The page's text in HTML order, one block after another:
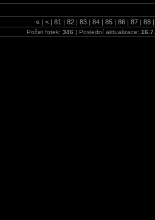
« | < | 81 | 82 | 83 | 84 | 85 | 86 | 87 | 88 |
Počet fotek: 346 | Poslední aktualizace: